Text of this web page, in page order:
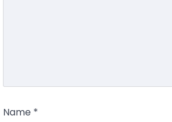
Name *